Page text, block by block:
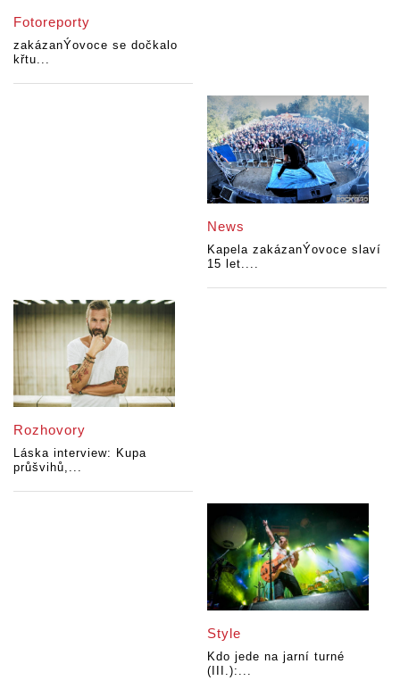
Fotoreporty
zakázanÝovoce se dočkalo
křtu...
News
Kapela zakázanÝovoce slaví
15 let....
Rozhovory
Láska interview: Kupa
průšvihů,...
Style
Kdo jede na jarní turné
(III.):...